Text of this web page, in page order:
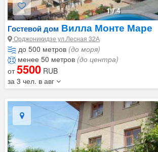
1/4
Гостевой дом Вилла Монте Маре
Орджоникидзе ул.Лесная 32А
до 500 метров (до моря)
менее 50 метров (до центра)
от5500 RUB
за 3 чел. в авг